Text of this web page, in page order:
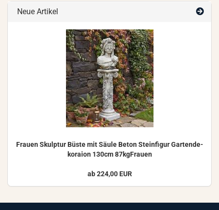
Neue Artikel
Frau­en Skulp­tur Büste mit Säule Beton Stein­fi­gur Gar­ten­de­
ko­rai­on 130cm 87kgFrauen
ab 224,00 EUR